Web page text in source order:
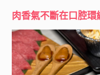
肉香氣不斷在口腔環